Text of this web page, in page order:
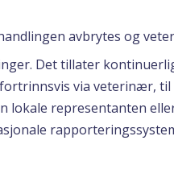
avbrytes og
Det tillater
via veterinær, til
lokale representanten